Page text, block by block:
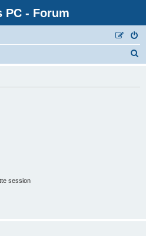
PC - Forum
session